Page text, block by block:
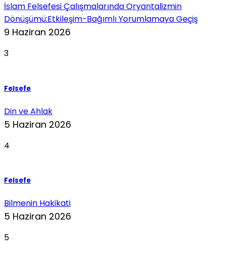
İslam Felsefesi Çalışmalarında Oryantalizmin
Dönüşümü:Etkileşim-Bağımlı Yorumlamaya Geçiş
9 Haziran 2026
3
Felsefe
Din ve Ahlak
5 Haziran 2026
4
Felsefe
Bilmenin Hakikati
5 Haziran 2026
5